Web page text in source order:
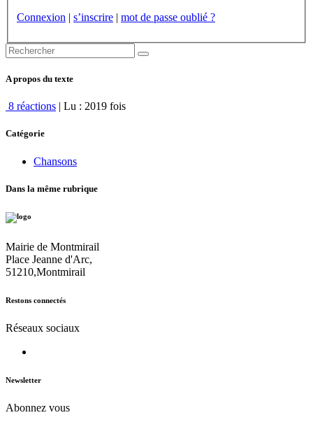
Connexion | s’inscrire | mot de passe oublié ?
A propos du texte
8 réactions | Lu : 2019 fois
Catégorie
Chansons
Dans la même rubrique
Mairie de Montmirail
Place Jeanne d'Arc,
51210,Montmirail
Restons connectés
Réseaux sociaux
Newsletter
Abonnez vous